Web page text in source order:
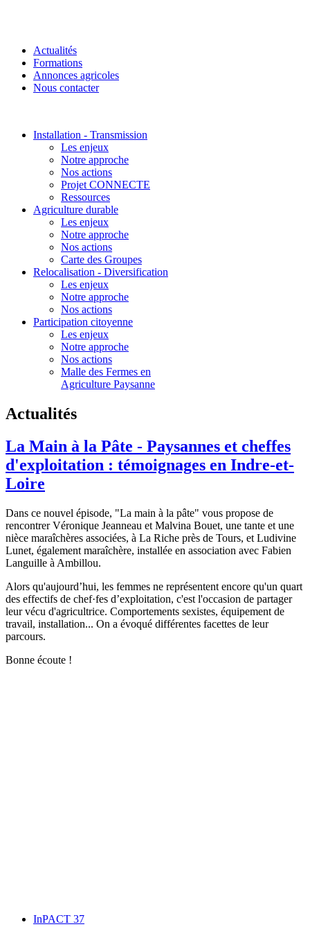
Actualités
Formations
Annonces agricoles
Nous contacter
Installation - Transmission
Les enjeux
Notre approche
Nos actions
Projet CONNECTE
Ressources
Agriculture durable
Les enjeux
Notre approche
Nos actions
Carte des Groupes
Relocalisation - Diversification
Les enjeux
Notre approche
Nos actions
Participation citoyenne
Les enjeux
Notre approche
Nos actions
Malle des Fermes en
Agriculture Paysanne
Actualités
La Main à la Pâte - Paysannes et cheffes
d'exploitation : témoignages en Indre-et-
Loire
Dans ce nouvel épisode, "La main à la pâte" vous propose de
rencontrer Véronique Jeanneau et Malvina Bouet, une tante et une
nièce maraîchères associées, à La Riche près de Tours, et Ludivine
Lunet, également maraîchère, installée en association avec Fabien
Languille à Ambillou.
Alors qu'aujourd’hui, les femmes ne représentent encore qu'un quart
des effectifs de chef·fes d’exploitation, c'est l'occasion de partager
leur vécu d'agricultrice. Comportements sexistes, équipement de
travail, installation... On a évoqué différentes facettes de leur
parcours.
Bonne écoute !
InPACT 37